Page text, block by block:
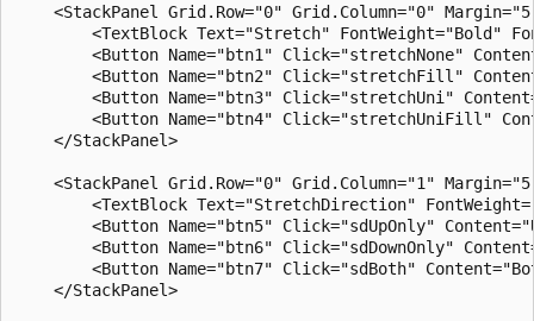
<StackPanel Grid.Row="0" Grid.Column="0"
<TextBlock Text="Stretch" FontWeight="Bold"
<Button Name="btn1" Click="stretchNone"
<Button Name="btn2" Click="stretchFill"
<Button Name="btn3" Click="stretchUni"
<Button Name="btn4" Click="stretchUniFill"
    </StackPanel>
<StackPanel Grid.Row="0" Grid.Column="1"
<TextBlock Text="StretchDirection"
<Button Name="btn5" Click="sdUpOnly"
<Button Name="btn6" Click="sdDownOnly"
<Button Name="btn7" Click="sdBoth"
    </StackPanel>